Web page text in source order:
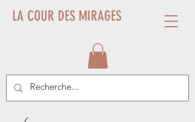
LA COUR DES MIRAGES